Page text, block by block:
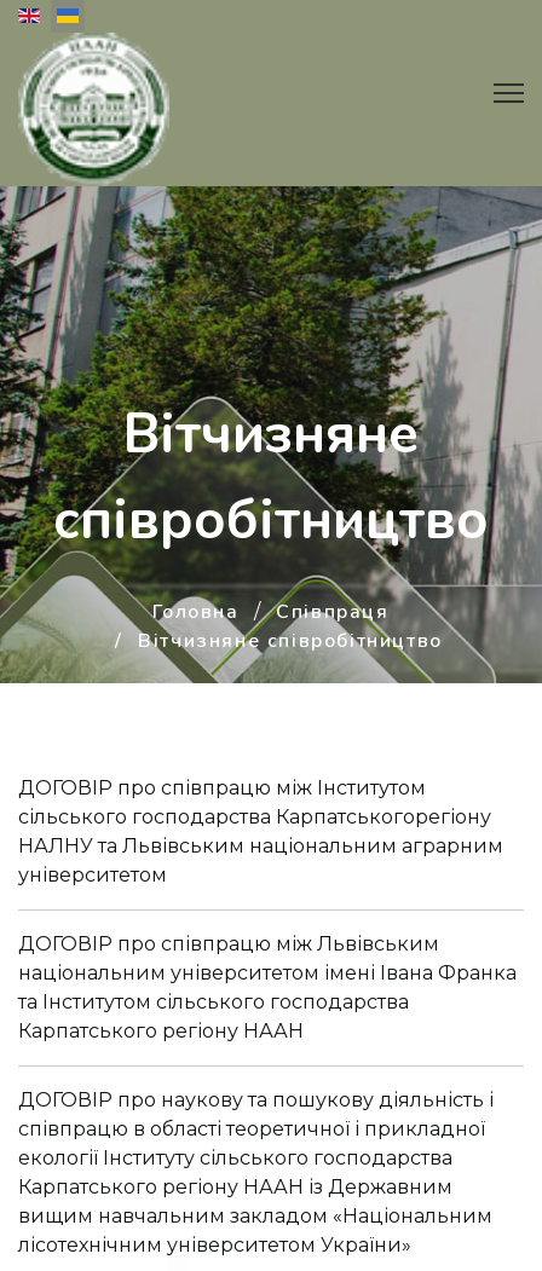
Оберіть свою мову
Вітчизняне
співробітництво
Головна
Співпраця
Вітчизняне співробітництво
ДОГОВІР про співпрацю між Інститутом
сільського господарства Карпатськогорегіону
НАЛНУ та Львівським національним аграрним
університетом
ДОГОВІР про співпрацю між Львівським
національним університетом імені Івана Франка
та Інститутом сільського господарства
Карпатського регіону НААН
ДОГОВІР про наукову та пошукову діяльність і
співпрацю в області теоретичної і прикладної
екології Інституту сільського господарства
Карпатського регіону НААН із Державним
вищим навчальним закладом «Національним
лісотехнічним університетом України»